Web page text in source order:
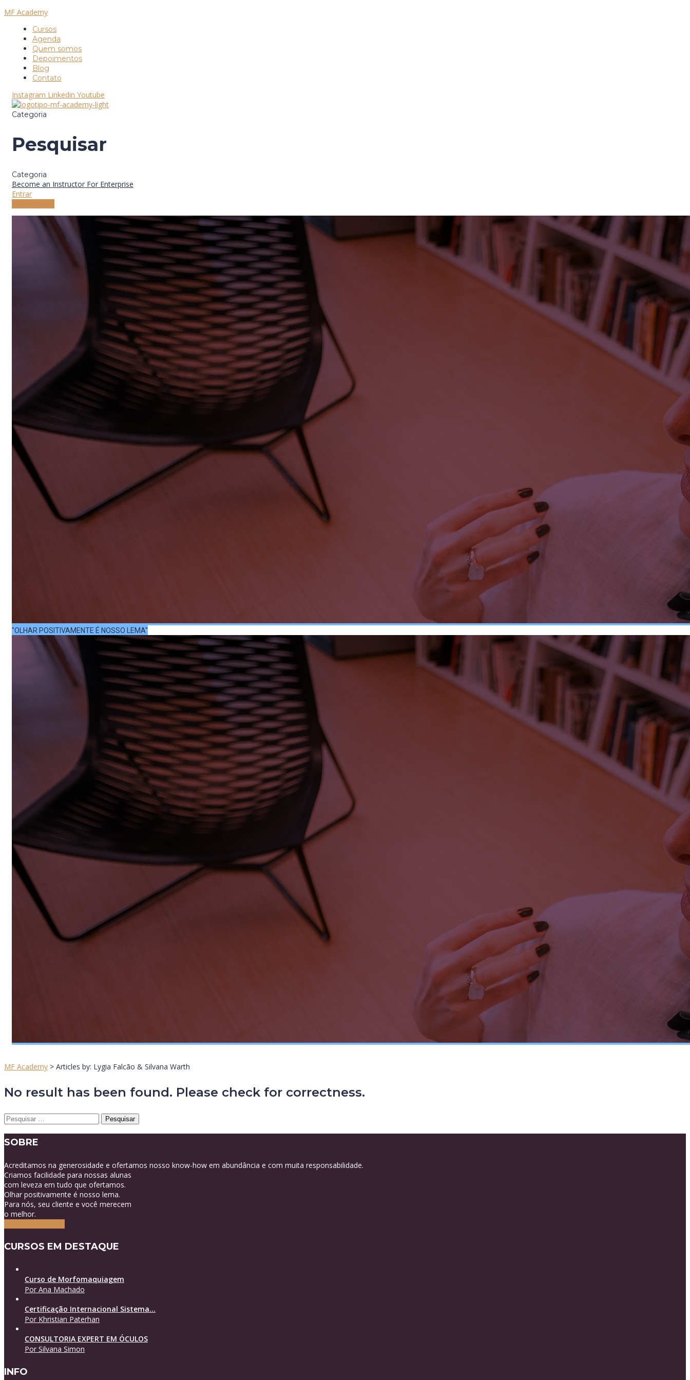
MF Academy
Cursos
Agenda
Quem somos
Depoimentos
Blog
Contato
Instagram Linkedin Youtube
Categoria
Pesquisar
Categoria
Become an Instructor For Enterprise
Entrar
"OLHAR POSITIVAMENTE É NOSSO LEMA"
MF Academy > Articles by: Lygia Falcão & Silvana Warth
No result has been found. Please check for correctness.
Pesquisar
SOBRE
Acreditamos na generosidade e ofertamos nosso know-how em abundância e com muita responsabilidade.
Criamos facilidade para nossas alunas
com leveza em tudo que ofertamos.
Olhar positivamente é nosso lema.
Para nós, seu cliente e você merecem
o melhor.
CURSOS EM DESTAQUE
Curso de Morfomaquiagem
Por Ana Machado
Certificação Internacional Sistema...
Por Khristian Paterhan
CONSULTORIA EXPERT EM ÓCULOS
Por Silvana Simon
INFO